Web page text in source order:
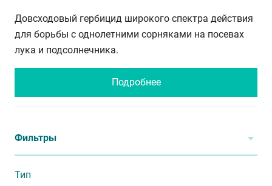
Довсходовый гербицид широкого спектра действия
для борьбы с однолетними сорняками на посевах
лука и подсолнечника.
Подробнее
Фильтры
Тип